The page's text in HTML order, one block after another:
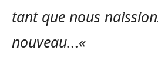
tant que nous
nouveau...«